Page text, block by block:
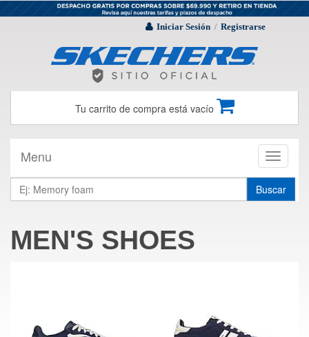
Iniciar Sesión / Registrarse
Tu carrito de compra está vacío
Toggle
Menu
Buscar
MEN'S SHOES